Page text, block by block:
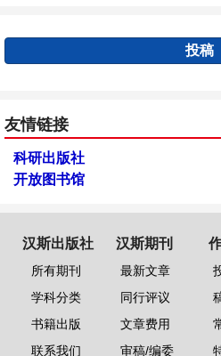
投稿
友情链接
科研出版社
开放图书馆
汉斯出版社
所有期刊
学科分类
书籍出版
联系我们
汉斯期刊
最新文章
同行评议
文章费用
审稿/编委